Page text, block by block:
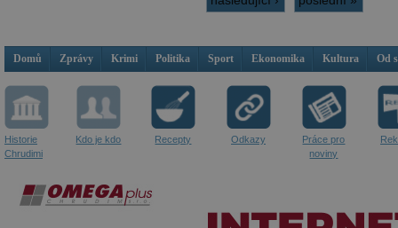
Domů Zprávy Krimi Politika Sport Ekonomika Kultura Od
Historie
Chrudimi
Kdo je kdo Recepty Odkazy
Práce pro
noviny